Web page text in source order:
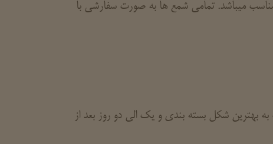
میباشد. تمامی شمع ها به صورت سفارشی با
بهترین شکل بسته بندی و یک الی دو روز بعد از